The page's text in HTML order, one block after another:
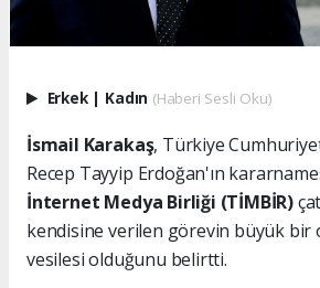
Erkek | Kadın (Haberi Sesli Oku)
İsmail Karakaş, Türkiye
Recep Tayyip Erdoğan'ın
İnternet Medya Birliği (TİMBİR)
kendisine verilen görevin büyük
vesilesi olduğunu belirtti.